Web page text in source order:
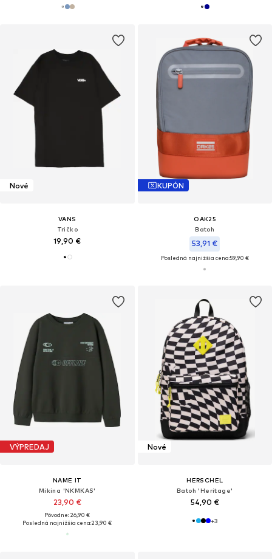
Nové
VANS
Tričko
19,90 €
KUPÓN
OAK25
Batoh
53,91 €
Posledná najnižšia cena:59,90 €
VÝPREDAJ
NAME IT
Mikina 'NKMKAS'
23,90 €
Pôvodne: 26,90 €
Posledná najnižšia cena:23,90 €
Nové
HERSCHEL
Batoh 'Heritage'
54,90 €
+3